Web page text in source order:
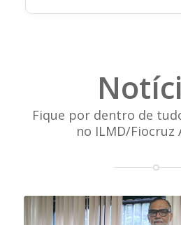
Fique por dentro de
no ILMD/Fiocruz